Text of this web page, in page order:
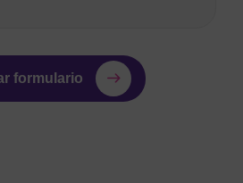
formulario